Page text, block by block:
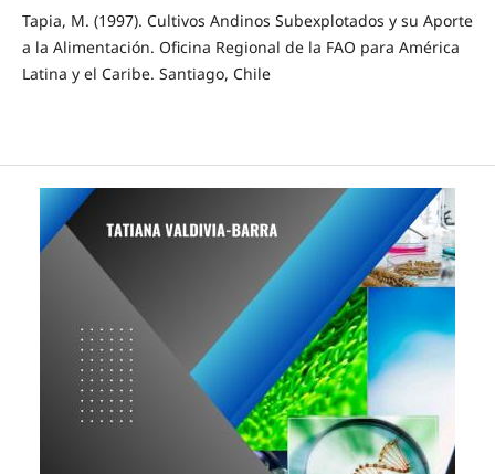
Tapia, M. (1997). Cultivos Andinos Subexplotados y su Aporte
a la Alimentación. Oficina Regional de la FAO para América
Latina y el Caribe. Santiago, Chile